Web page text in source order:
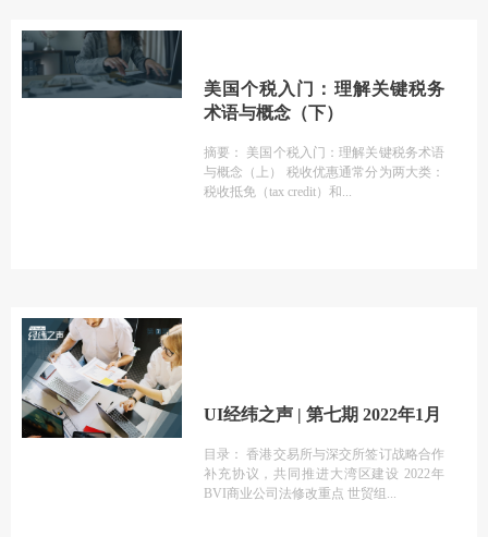
美国个税入门：理解关键税务
术语与概念（下）
摘要： 美国个税入门：理解关键税务术语
与概念（上） 税收优惠通常分为两大类：
税收抵免（tax credit）和
UI经纬之声 | 第七期 2022年1月
目录： 香港交易所与深交所签订战略合作
补充协议，共同推进大湾区建设 2022年
BVI商业公司法修改重点 世贸组